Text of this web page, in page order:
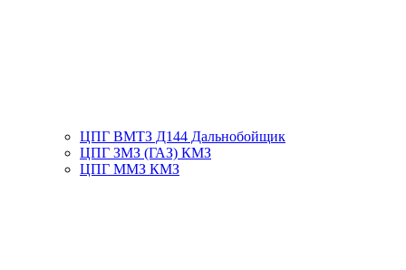
ЦПГ ВМТЗ Д144 Дальнобойщик
ЦПГ ЗМЗ (ГАЗ) КМЗ
ЦПГ ММЗ КМЗ